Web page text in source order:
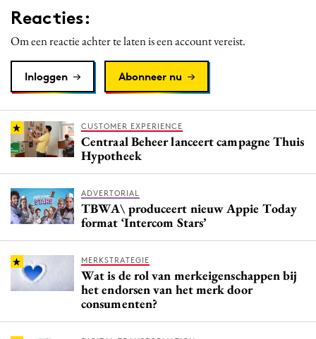
Media
Programmatic
Purpose Marketing
Reputatie & crisis
Reacties:
Om een reactie achter te laten is een account vereist.
Inloggen Abonneer nu
CUSTOMER EXPERIENCE
Centraal Beheer lanceert campagne Thuis
Hypotheek
ADVERTORIAL
TBWA\ produceert nieuw Appie Today
format ‘Intercom Stars’
MERKSTRATEGIE
Wat is de rol van merkeigenschappen bij
het endorsen van het merk door
consumenten?